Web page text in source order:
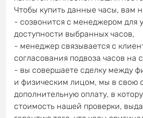
Чтобы купить данные часы, вам
- созвонится с менеджером для
доступности выбранных часов,
- менеджер связывается с
согласования подвоза часов на
- вы совершаете сделку между
и физическим лицом, мы в свою
дополнительную оплату, в
стоимость нашей проверки,